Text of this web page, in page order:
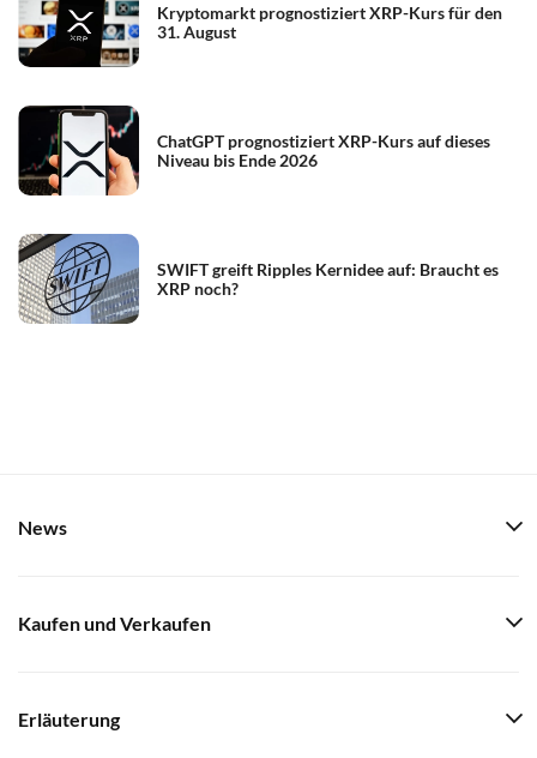
Kryptomarkt prognostiziert XRP-Kurs für den
31. August
ChatGPT prognostiziert XRP-Kurs auf dieses
Niveau bis Ende 2026
SWIFT greift Ripples Kernidee auf: Braucht es
XRP noch?
News
Kaufen und Verkaufen
Erläuterung